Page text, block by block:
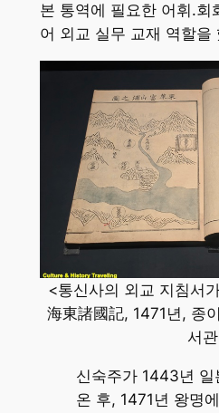
본 통역에 필요한 어휘.회
어 외교 실무 교재 역할을
<통신사의 외교 지침서
海東諸國記, 1471년, 종
서관
신숙주가 1443년 일
온 후, 1471년 왕명